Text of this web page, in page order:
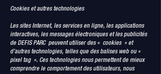
Cookies et autres technologies
Les sites Internet, les services en ligne, les applications
interactives, les messages électroniques et les publicités
de DEFIS PARC peuvent utiliser des « cookies » et
d’autres technologies, telles que des balises web ou «
pixel tag ». Ces technologies nous permettent de mieux
comprendre le comportement des utilisateurs, nous